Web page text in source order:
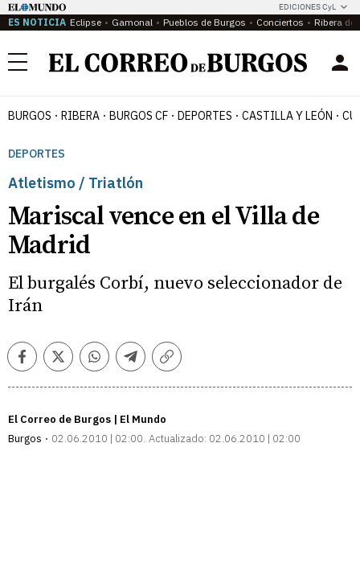
EDICIONES CyL
ES NOTICIA Eclipse Gamonal Pueblos de Burgos Conciertos Ribera del
Menú
BURGOS RIBERA BURGOS CF DEPORTES CASTILLA Y LEÓN
DEPORTES
Atletismo / Triatlón
Mariscal vence en el Villa de
Madrid
El burgalés Corbí, nuevo seleccionador de
Irán
FacebookTwitterWhatsappTelegramCopiar
El Correo de Burgos | El Mundo
Burgos
02.06.2010 | 02:00 Actualizado: 02.06.2010 | 02:00